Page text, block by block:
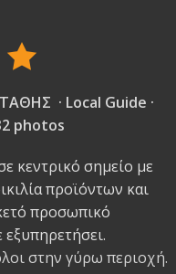
· Local Guide ·
photos
κεντρικό σημείο με
προϊόντων και
προσωπικό
στην γύρω περιοχή.